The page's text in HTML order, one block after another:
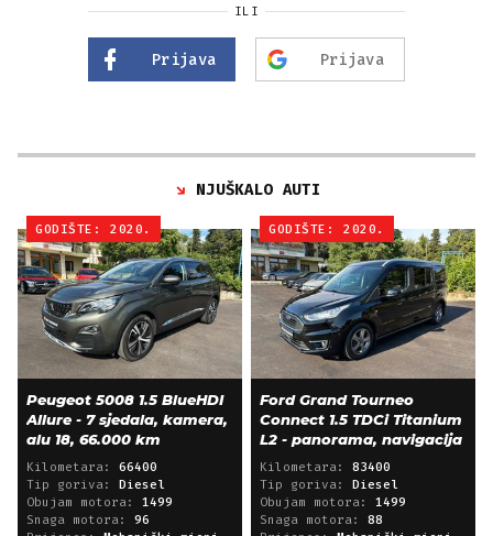
ILI
Prijava Prijava
NJUŠKALO AUTI
GODIŠTE: 2020.
Peugeot 5008 1.5 BlueHDI
Allure - 7 sjedala, kamera,
alu 18, 66.000 km
Kilometara: 66400
Tip goriva:
Diesel
Obujam motora: 1499
Snaga motora: 96
GODIŠTE: 2020.
Ford Grand Tourneo
Connect 1.5 TDCi Titanium
L2 - panorama, navigacija
Kilometara: 83400
Tip goriva:
Diesel
Obujam motora: 1499
Snaga motora: 88